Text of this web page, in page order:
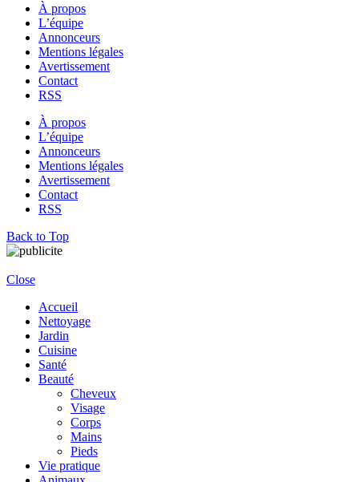
À propos
L’équipe
Annonceurs
Mentions légales
Avertissement
Contact
RSS
À propos
L’équipe
Annonceurs
Mentions légales
Avertissement
Contact
RSS
Back to Top
Close
Accueil
Nettoyage
Jardin
Cuisine
Santé
Beauté
Cheveux
Visage
Corps
Mains
Pieds
Vie pratique